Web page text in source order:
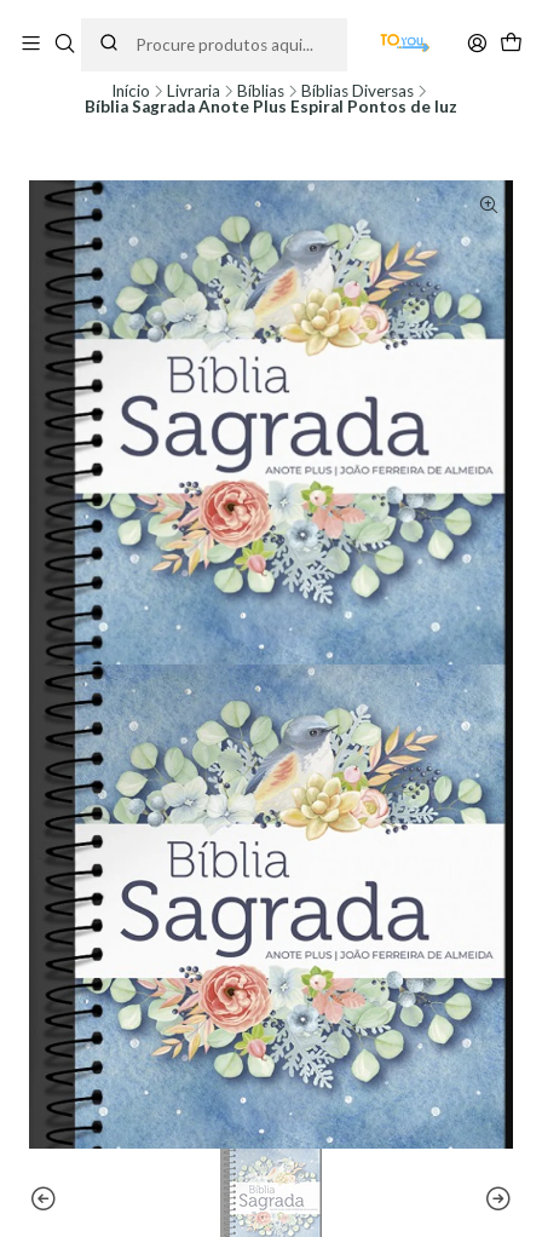
partir do dia 11 de Agosto, às 10H.
Início Livraria Bíblias
Bíblias Diversas
Bíblia Sagrada Anote Plus Espiral Pontos de luz